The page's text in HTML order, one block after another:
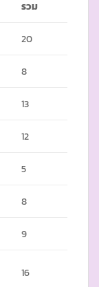
รวม
20
8
13
12
5
8
9
16